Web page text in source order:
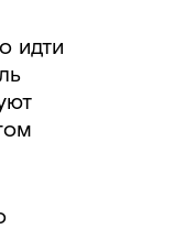
идти